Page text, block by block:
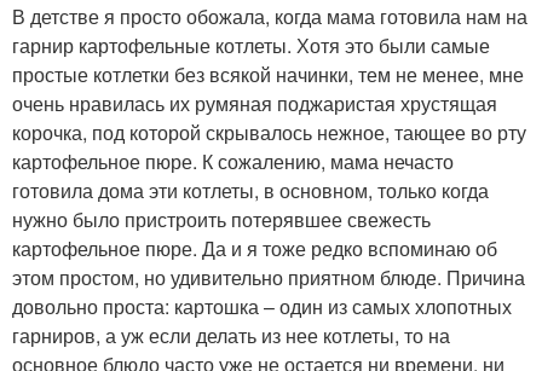
В детстве я просто обожала, когда мама готовила нам на
гарнир картофельные котлеты. Хотя это были самые
простые котлетки без всякой начинки, тем не менее, мне
очень нравилась их румяная поджаристая хрустящая
корочка, под которой скрывалось нежное, тающее во рту
картофельное пюре. К сожалению, мама нечасто
готовила дома эти котлеты, в основном, только когда
нужно было пристроить потерявшее свежесть
картофельное пюре. Да и я тоже редко вспоминаю об
этом простом, но удивительно приятном блюде. Причина
довольно проста: картошка – один из самых хлопотных
гарниров, а уж если делать из нее котлеты, то на
основное блюдо часто уже не остается ни времени, ни